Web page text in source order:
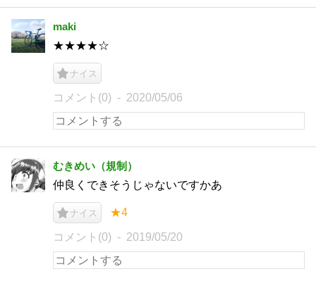
maki
★★★★☆
ナイス
コメント(0) 2020/05/06
むきめい（規制）
仲良くできそうじゃないですかあ
ナイス ★4
コメント(0) 2019/05/20